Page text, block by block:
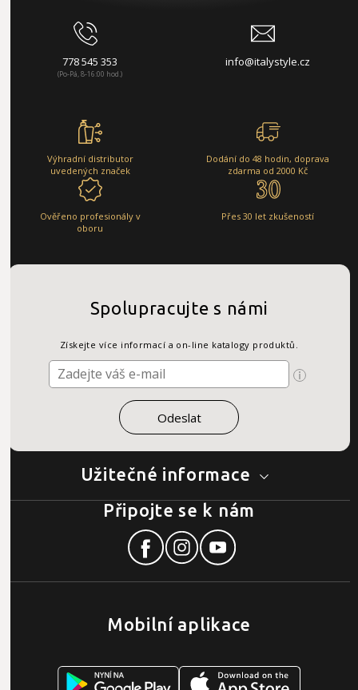
778 545 353
(Po-Pá, 8-16:00 hod.)
info@italystyle.cz
Výhradní distributor
uvedených značek
Dodání do 48 hodin, doprava
zdarma od 2000 Kč
Ověřeno profesionály v
oboru
Přes 30 let zkušeností
Užitečné informace
Spolupracujte s námi
Získejte více informací a on-line katalogy produktů.
Mobilní aplikace
Připojte se k nám